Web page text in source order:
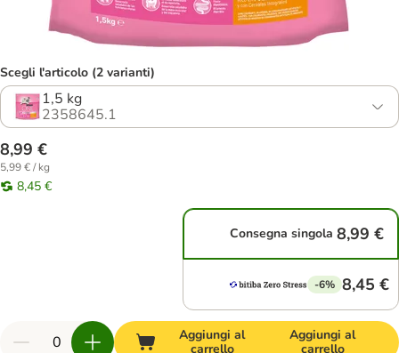
Scegli l'articolo (2 varianti)
1,5 kg
2358645.1
8,99 €
5,99 € / kg
8,45 €
Consegna singola 8,99 €
-6% 8,45 €
Aggiungi al
carrello
Aggiungi al
carrello